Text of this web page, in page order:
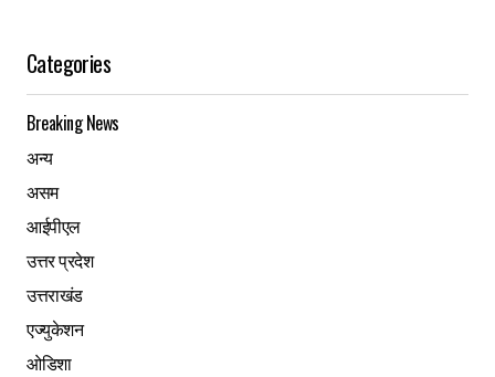
Categories
Breaking News
अन्य
असम
आईपीएल
उत्तर प्रदेश
उत्तराखंड
एज्युकेशन
ओडिशा